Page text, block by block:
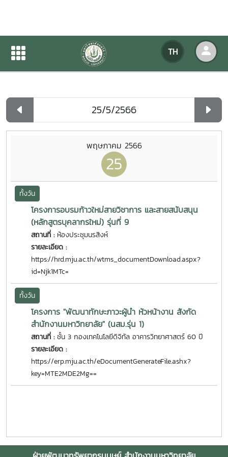
TH
ปฏิทินกิจกรรมของหน่วยงาน
ปฏิทินกิจกรรมของหน่วยงาน
พฤษภาคม 2566
25
ทั้งวัน
โครงการอบรมก้าวใหม่สายวิชาการ และสายสนับสนุน
(หลักสูตรบุคลากรใหม่) รุ่นที่ 9
สถานที่ : ห้องประชุมนรสิงห์
รายละเอียด :
https://hrd.mju.ac.th/wtms_documentDownload.aspx?
id=Njk1MTc=
ทั้งวัน
โครงการ "พัฒนาทักษะภาวะผู้นำ หัวหน้างาน สังกัด
สำนักงานมหาวิทยาลัย" (นสม.รุ่น 1)
สถานที่ :ชั้น 3 กองเทคโนโลยีดิจิทัล อาคารวิทยาศาสตร์ 60 ปี
รายละเอียด :
https://erp.mju.ac.th/eDocumentGenerateFile.ashx?
key=MTE2MDE2Mg==